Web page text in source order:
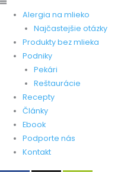
Alergia na mlieko
Najčastejšie otázky
Produkty bez mlieka
Podniky
Pekári
Reštaurácie
Recepty
Články
Ebook
Podporte nás
Kontakt